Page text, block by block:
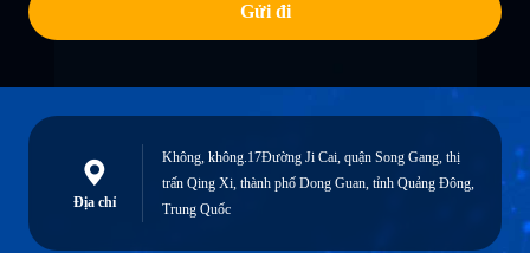
Gửi đi
Địa chỉ
Không, không.17Đường Ji Cai, quận Song Gang, thị
trấn Qing Xi, thành phố Dong Guan, tỉnh Quảng Đông,
Trung Quốc